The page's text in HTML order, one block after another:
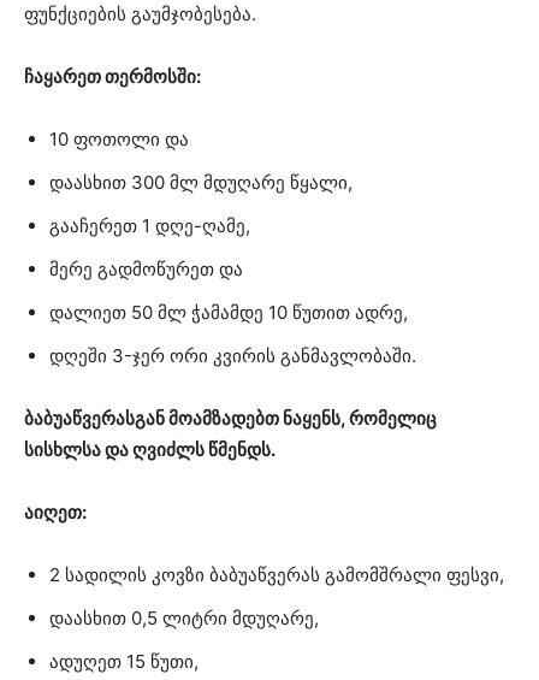
ფუნქციების გაუმჯობესება.
ჩაყარეთ თერმოსში:
10 ფოთოლი და
დაასხით 300 მლ მდუღარე წყალი,
გააჩერეთ 1 დღე-ღამე,
მერე გადმოწურეთ და
დალიეთ 50 მლ ჭამამდე 10 წუთით ადრე,
დღეში 3-ჯერ ორი კვირის განმავლობაში.
ბაბუაწვერასგან მოამზადებთ ნაყენს, რომელიც
სისხლსა და ღვიძლს წმენდს.
აიღეთ:
2 სადილის კოვზი ბაბუაწვერას გამომშრალი ფესვი,
დაასხით 0,5 ლიტრი მდუღარე,
ადუღეთ 15 წუთი,